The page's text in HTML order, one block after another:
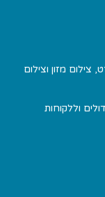
מזון וצילום
וללקוחות